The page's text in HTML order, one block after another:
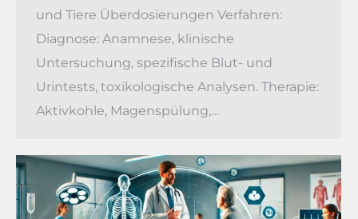
und Tiere Überdosierungen Verfahren:
Diagnose: Anamnese, klinische
Untersuchung, spezifische Blut- und
Urintests, toxikologische Analysen. Therapie:
Aktivkohle, Magenspülung,…